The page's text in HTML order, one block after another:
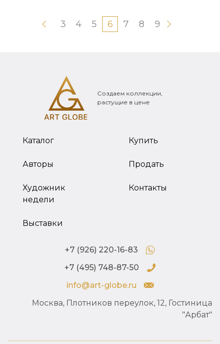
3 4 5 6 7 8 9
Создаем коллекции,
растущие в цене
Каталог
Авторы
Художник
недели
Выставки
Купить
Продать
Контакты
+7 (926) 220-16-83
+7 (495) 748-87-50
info@art-globe.ru
Москва, Плотников переулок, 12, Гостиница
"Арбат"